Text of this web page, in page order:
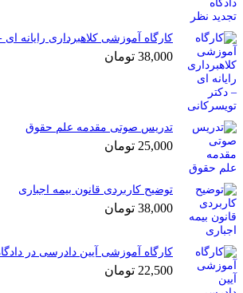
کارگاه آموزشی کلاهبرداری رایانه
38,000 تومان
تدریس صوتی مقدمه علم حقوق
25,000 تومان
توضیح کاربردی قانون بیمه اجباری
38,000 تومان
کارگاه آموزشی آیین دادرسی در
22,500 تومان